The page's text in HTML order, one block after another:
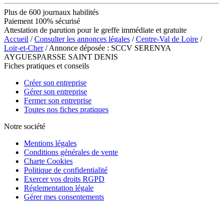
Plus de 600 journaux habilités
Paiement 100% sécurisé
Attestation de parution pour le greffe immédiate et gratuite
Accueil /Consulter les annonces légales /Centre-Val de Loire /
Loir-et-Cher/ Annonce déposée : SCCV SERENYA
AYGUESPARSSE SAINT DENIS
Fiches pratiques et conseils
Créer son entreprise
Gérer son entreprise
Fermer son entreprise
Toutes nos fiches pratiques
Notre société
Mentions légales
Conditions générales de vente
Charte Cookies
Politique de confidentialité
Exercer vos droits RGPD
Réglementation légale
Gérer mes consentements